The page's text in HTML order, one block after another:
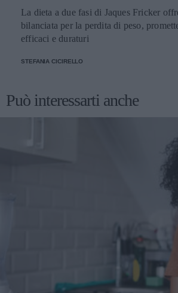
La dieta a due fasi di Jaques Fricker
bilanciata per la perdita di peso,
efficaci e duraturi
STEFANIA CICIRELLO
Può interessarti anche